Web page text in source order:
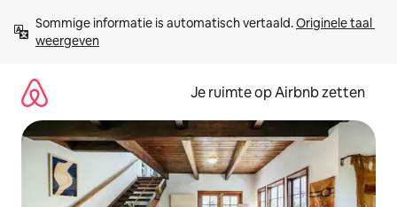
direct
naar
Sommige informatie is automatisch vertaald. Originele taal
weergeven
Je ruimte op Airbnb zetten